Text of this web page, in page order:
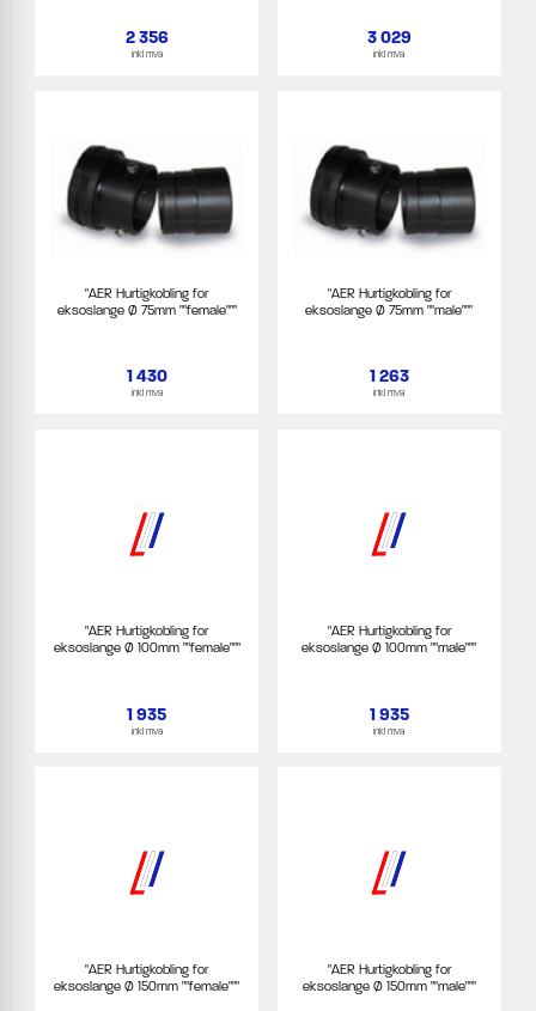
2 356
inkl mva
3 029
inkl mva
"AER Hurtigkobling for
eksoslange Ø 75mm ""female"""
1 430
inkl mva
"AER Hurtigkobling for
eksoslange Ø 75mm ""male"""
1 263
inkl mva
"AER Hurtigkobling for
eksoslange Ø 100mm ""female"""
1 935
inkl mva
"AER Hurtigkobling for
eksoslange Ø 100mm ""male"""
1 935
inkl mva
"AER Hurtigkobling for
eksoslange Ø 150mm ""female"""
"AER Hurtigkobling for
eksoslange Ø 150mm ""male"""